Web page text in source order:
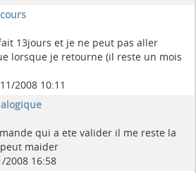
13jours et je ne peut pas aller
lorsque je retourne (il reste un mois
2008 10:11
qui a ete valider il me reste la
maider
2008 16:58